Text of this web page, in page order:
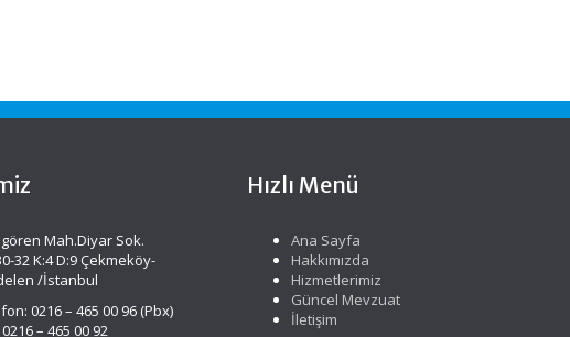
Mah.Diyar Sok.
32 K:4 D:9 Çekmeköy-
/İstanbul
0216 – 465 00 96 (Pbx)
– 465 00 92
Hızlı Menü
Ana Sayfa
Hakkımızda
Hizmetlerimiz
Güncel Mevzuat
İletişim